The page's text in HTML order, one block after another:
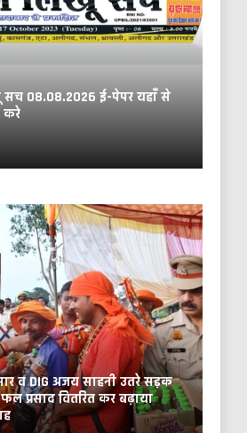
08.08.2026 ई-पेपर यहाँ से
करे
व DIG अजय साहनी उतरे सड़क
प्रसाद वितरित कर बढ़ाया